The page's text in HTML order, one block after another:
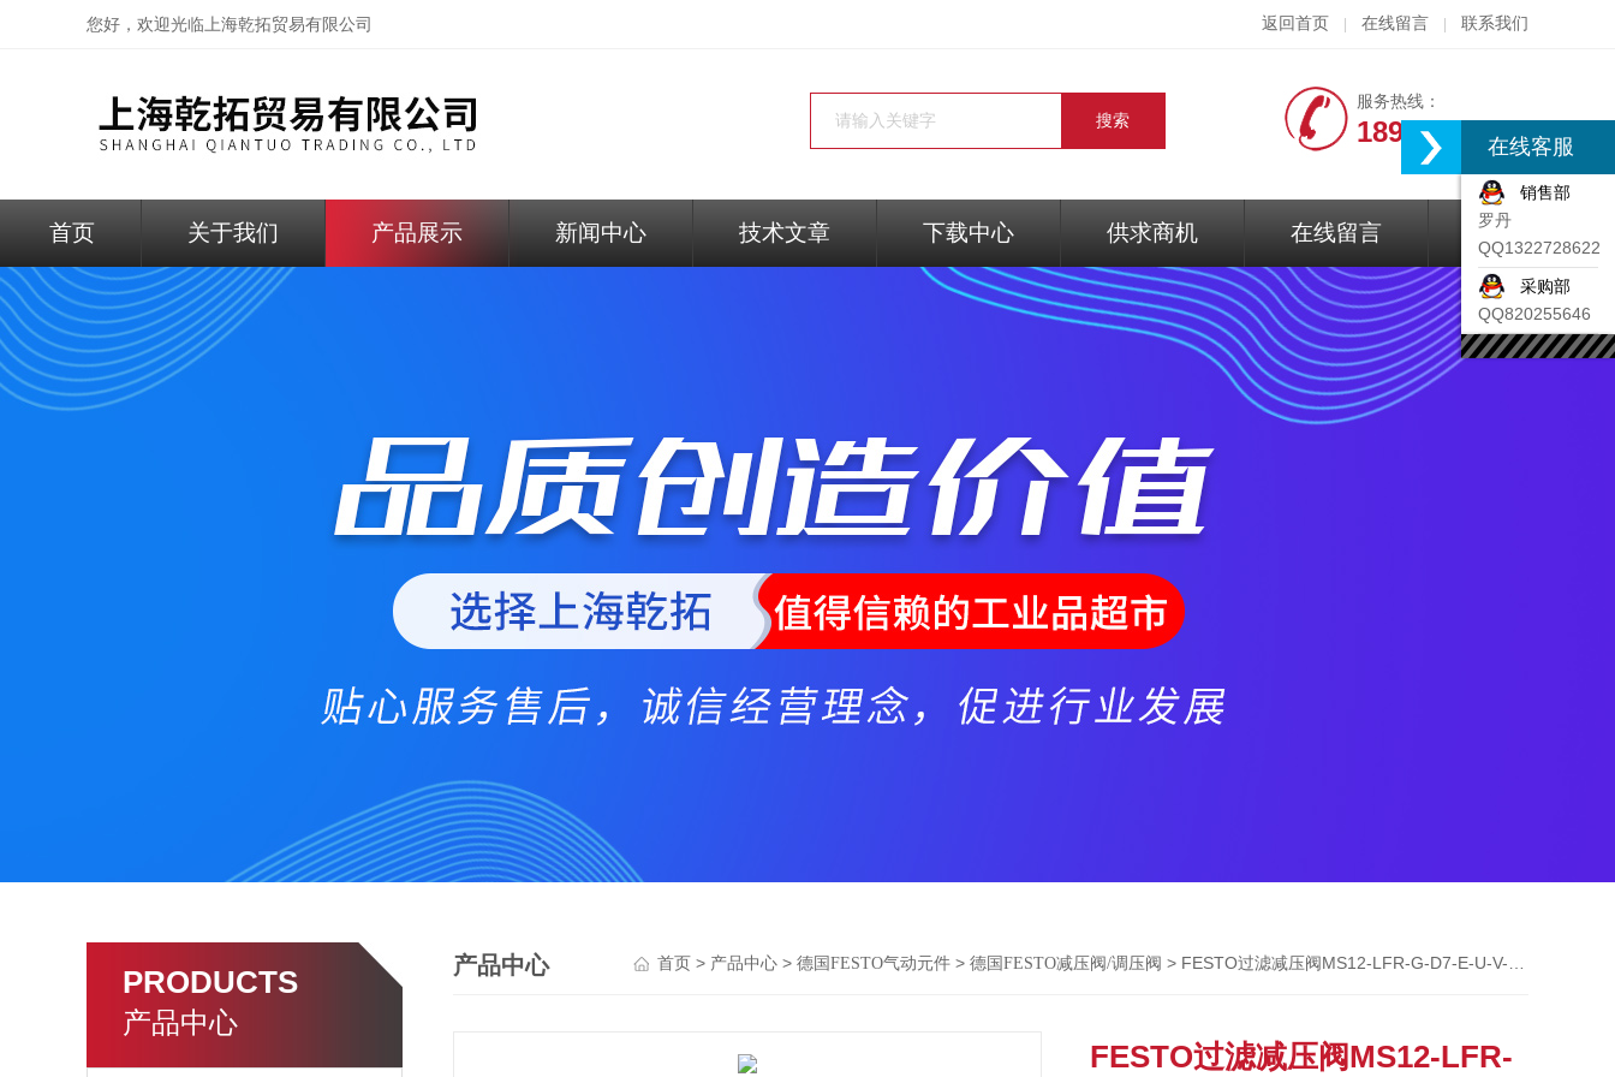
您好，欢迎光临上海乾拓贸易有限公司 返回首页 在线留言 联系我们
服务热线：
18917074297
首页 关于我们 产品展示 新闻中心 技术文章 下载中心 供求商机 在线留言 联系我们
PRODUCTS
产品中心
产品中心 首页 > 产品中心 >德国FESTO气动元件 >德国FESTO减压阀/调压阀 > FESTO过滤减压阀MS12-LFR-G-D7-E-U-V-LD-AS
FESTO过滤减压阀MS12-LFR-
在线客服
销售部
罗丹
QQ1322728622
采购部
QQ820255646